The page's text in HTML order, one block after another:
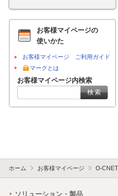
お客様マイページの
使いかた
お客様マイページ ご利用ガイド
マークとは
お客様マイページ内検索
ホーム お客様マイページ O-
ソリューション・製品